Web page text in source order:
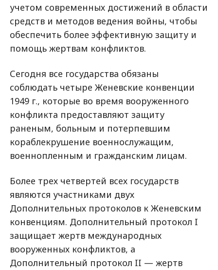
учетом современных достижений в области
средств и методов ведения войны, чтобы
обеспечить более эффективную защиту и
помощь жертвам конфликтов.
Сегодня все государства обязаны
соблюдать четыре Женевские конвенции
1949 г., которые во время вооруженного
конфликта предоставляют защиту
раненым, больным и потерпевшим
кораблекрушение военнослужащим,
военнопленным и гражданским лицам.
Более трех четвертей всех государств
являются участниками двух
Дополнительных протоколов к Женевским
конвенциям. Дополнительный протокол I
защищает жертв международных
вооруженных конфликтов, а
Дополнительный протокол II — жертв